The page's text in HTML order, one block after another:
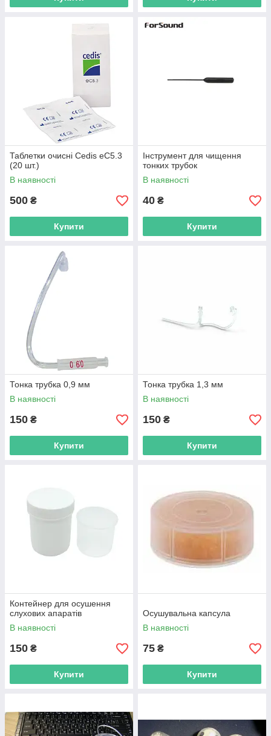
Таблетки очисні Сedis eC5.3
(20 шт.)
В наявності
500 ₴
Купити
Інструмент для чищення
тонких трубок
В наявності
40 ₴
Купити
Тонка трубка 0,9 мм
В наявності
150 ₴
Купити
Тонка трубка 1,3 мм
В наявності
150 ₴
Купити
Контейнер для осушення
слухових апаратів
В наявності
150 ₴
Купити
Осушувальна капсула
В наявності
75 ₴
Купити